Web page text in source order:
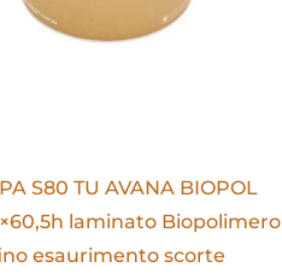
S80 TU AVANA BIOPOL
laminato Biopolimero
esaurimento scorte